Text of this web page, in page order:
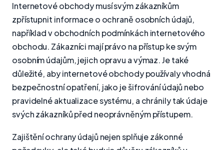
Internetové obchody musí svým zákazníkům
zpřístupnit informace o ochraně osobních údajů,
například v obchodních podmínkách internetového
obchodu. Zákazníci mají právo na přístup ke svým
osobním údajům, jejich opravu a výmaz. Je také
důležité, aby internetové obchody používaly vhodná
bezpečnostní opatření, jako je šifrování údajů nebo
pravidelné aktualizace systému, a chránily tak údaje
svých zákazníků před neoprávněným přístupem.
Zajištění ochrany údajů nejen splňuje zákonné